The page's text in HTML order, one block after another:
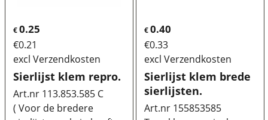
€0.25
€0.21
excl Verzendkosten
Sierlijst klem repro.
Art.nr 113.853.585 C
( Voor de bredere
€0.40
€0.33
excl Verzendkosten
Sierlijst klem brede
sierlijsten.
Art.nr 155853585